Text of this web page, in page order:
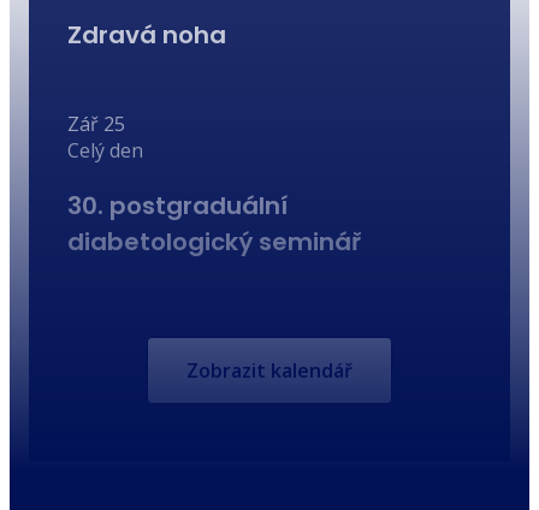
Zdravá noha
Zář 25
Celý den
30. postgraduální
diabetologický seminář
Zobrazit kalendář